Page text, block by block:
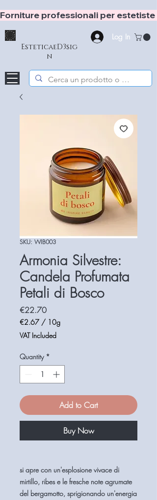
Forniture professionali per
EsteticaeD3sig
n
Log In
SKU: WIB003
Armonia Silvestre:
Candela Profumata
Petali di Bosco
€22.70Price
€2.67 / 10g
€2.67
per
Grams
VAT Included
Quantity *
Add to Cart
Buy Now
si apre con un'esplosione vivace di
mirtillo, ribes e le fresche note agrumate
del bergamotto, sprigionando un'energia